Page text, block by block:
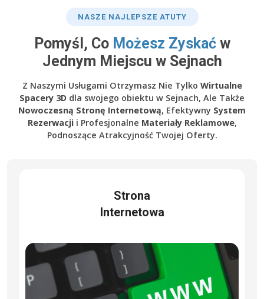
NASZE NAJLEPSZE ATUTY
Pomyśl, Co Możesz Zyskaćw
Jednym Miejscu w Sejnach
Z Naszymi Usługami Otrzymasz Nie Tylko Wirtualne
Spacery 3D dla swojego obiektu w Sejnach, Ale Także
Nowoczesną Stronę Internetową, Efektywny System
Rezerwacjii Profesjonalne Materiały Reklamowe,
Podnoszące Atrakcyjność Twojej Oferty.
Strona
Internetowa